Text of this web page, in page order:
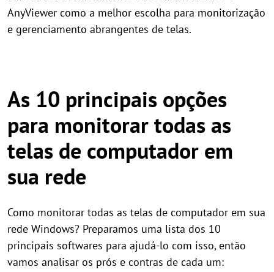
AnyViewer como a melhor escolha para monitorização
e gerenciamento abrangentes de telas.
As 10 principais opções
para monitorar todas as
telas de computador em
sua rede
Como monitorar todas as telas de computador em sua
rede Windows? Preparamos uma lista dos 10
principais softwares para ajudá-lo com isso, então
vamos analisar os prós e contras de cada um: